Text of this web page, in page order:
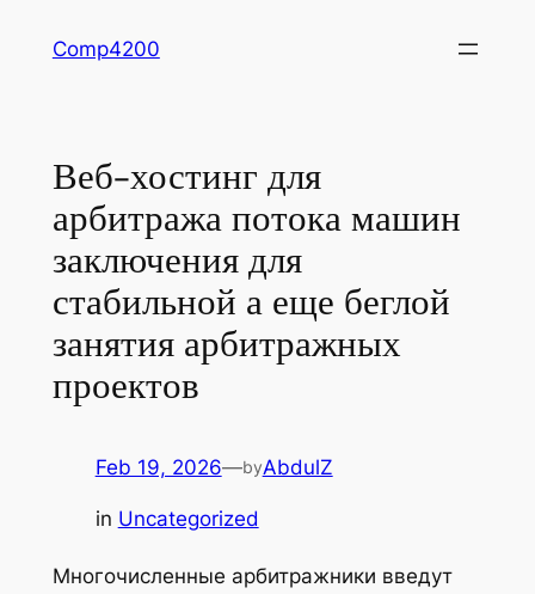
Comp4200
Веб-хостинг для
арбитража потока машин
заключения для
стабильной а еще беглой
занятия арбитражных
проектов
Feb 19, 2026—byAbdulZ
in Uncategorized
Многочисленные арбитражники введут